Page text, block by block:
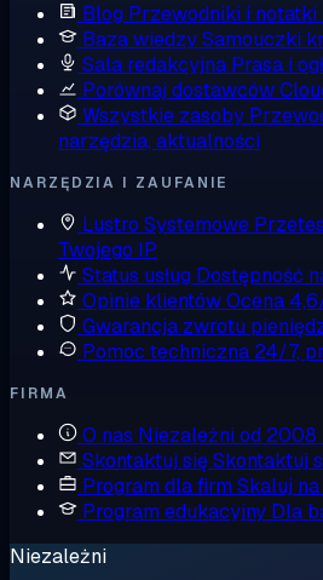
Blog Przewodniki i
Baza wiedzySamouczki
Sala redakcyjna Prasa i
Porównaj dostawców
Wszystkie zasoby
narzędzia, aktualności
NARZĘDZIA I ZAUFANIE
Lustro Systemowe
Twojego IP
Status usług Dostępność
Opinie klientówOcena
Gwarancja zwrotu
Pomoc techniczna 24/7,
FIRMA
O nas Niezależni od 2008
Skontaktuj sięSkontaktuj
Program dla firm Skaluj
Program edukacyjny Dla
Niezależni